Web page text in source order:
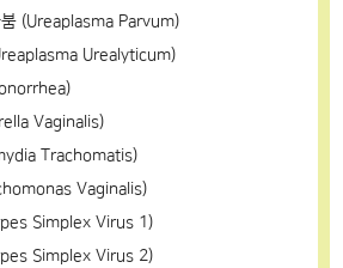
붐 (Ureaplasma Parvum)
Urealyticum)
Vaginalis)
Trachomatis)
Vaginalis)
Simplex Virus 1)
Simplex Virus 2)